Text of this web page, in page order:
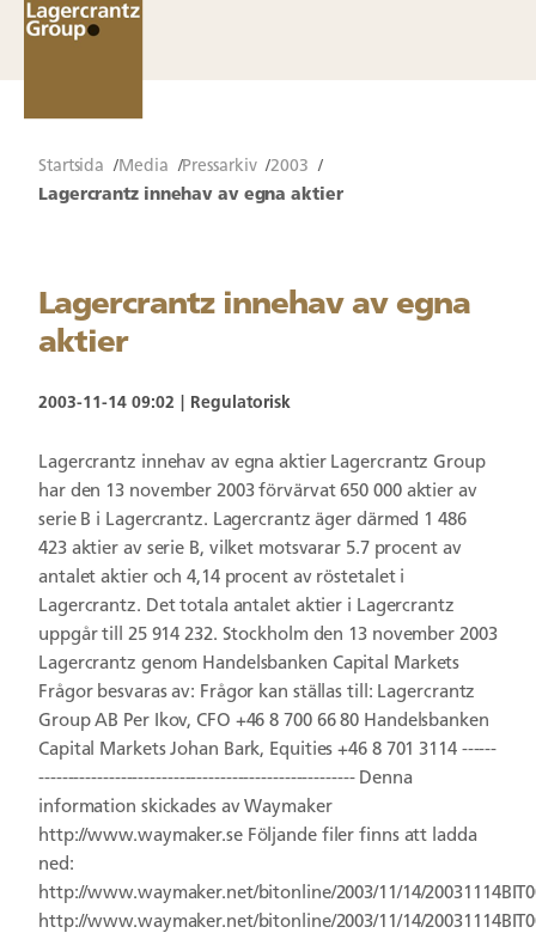
Startsida Media Pressarkiv
2003
Lagercrantz innehav av egna aktier
Lagercrantz innehav av egna
aktier
2003-11-14 09:02 Regulatorisk
Lagercrantz innehav av egna aktier Lagercrantz Group
har den 13 november 2003 förvärvat 650 000 aktier av
serie B i Lagercrantz. Lagercrantz äger därmed 1 486
423 aktier av serie B, vilket motsvarar 5.7 procent av
antalet aktier och 4,14 procent av röstetalet i
Lagercrantz. Det totala antalet aktier i Lagercrantz
uppgår till 25 914 232. Stockholm den 13 november 2003
Lagercrantz genom Handelsbanken Capital Markets
Frågor besvaras av: Frågor kan ställas till: Lagercrantz
Group AB Per Ikov, CFO +46 8 700 66 80 Handelsbanken
Capital Markets Johan Bark, Equities +46 8 701 3114 ------
------------------------------------------------------ Denna
information skickades av Waymaker
http://www.waymaker.se Följande filer finns att ladda
ned:
http://www.waymaker.net/bitonline/2003/11/14/
http://www.waymaker.net/bitonline/2003/11/14/